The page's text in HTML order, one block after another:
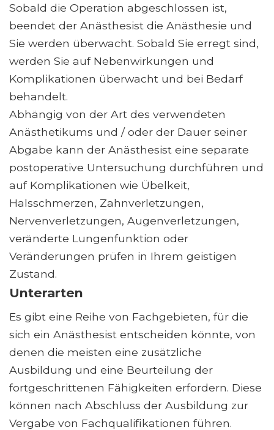
Sobald die Operation abgeschlossen ist,
beendet der Anästhesist die Anästhesie und
Sie werden überwacht. Sobald Sie erregt sind,
werden Sie auf Nebenwirkungen und
Komplikationen überwacht und bei Bedarf
behandelt.
Abhängig von der Art des verwendeten
Anästhetikums und / oder der Dauer seiner
Abgabe kann der Anästhesist eine separate
postoperative Untersuchung durchführen und
auf Komplikationen wie Übelkeit,
Halsschmerzen, Zahnverletzungen,
Nervenverletzungen, Augenverletzungen,
veränderte Lungenfunktion oder
Veränderungen prüfen in Ihrem geistigen
Zustand.
Unterarten
Es gibt eine Reihe von Fachgebieten, für die
sich ein Anästhesist entscheiden könnte, von
denen die meisten eine zusätzliche
Ausbildung und eine Beurteilung der
fortgeschrittenen Fähigkeiten erfordern. Diese
können nach Abschluss der Ausbildung zur
Vergabe von Fachqualifikationen führen.